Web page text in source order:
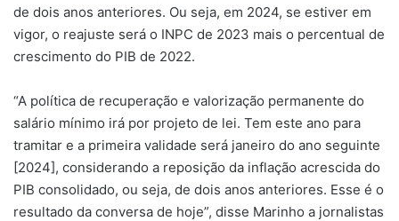
de dois anos anteriores. Ou seja, em 2024, se estiver em
vigor, o reajuste será o INPC de 2023 mais o percentual de
crescimento do PIB de 2022.
“A política de recuperação e valorização permanente do
salário mínimo irá por projeto de lei. Tem este ano para
tramitar e a primeira validade será janeiro do ano seguinte
[2024], considerando a reposição da inflação acrescida do
PIB consolidado, ou seja, de dois anos anteriores. Esse é o
resultado da conversa de hoje”, disse Marinho a jornalistas